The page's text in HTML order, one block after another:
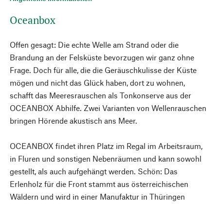
Oceanbox
Offen gesagt: Die echte Welle am Strand oder die
Brandung an der Felsküste bevorzugen wir ganz ohne
Frage. Doch für alle, die die Geräuschkulisse der Küste
mögen und nicht das Glück haben, dort zu wohnen,
schafft das Meeresrauschen als Tonkonserve aus der
OCEANBOX Abhilfe. Zwei Varianten von Wellenrauschen
bringen Hörende akustisch ans Meer.
OCEANBOX findet ihren Platz im Regal im Arbeitsraum,
in Fluren und sonstigen Nebenräumen und kann sowohl
gestellt, als auch aufgehängt werden. Schön: Das
Erlenholz für die Front stammt aus österreichischen
Wäldern und wird in einer Manufaktur in Thüringen